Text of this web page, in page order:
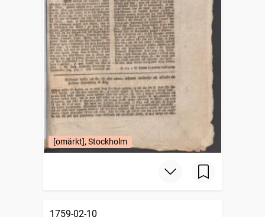
[omärkt], Stockholm
1759-02-10